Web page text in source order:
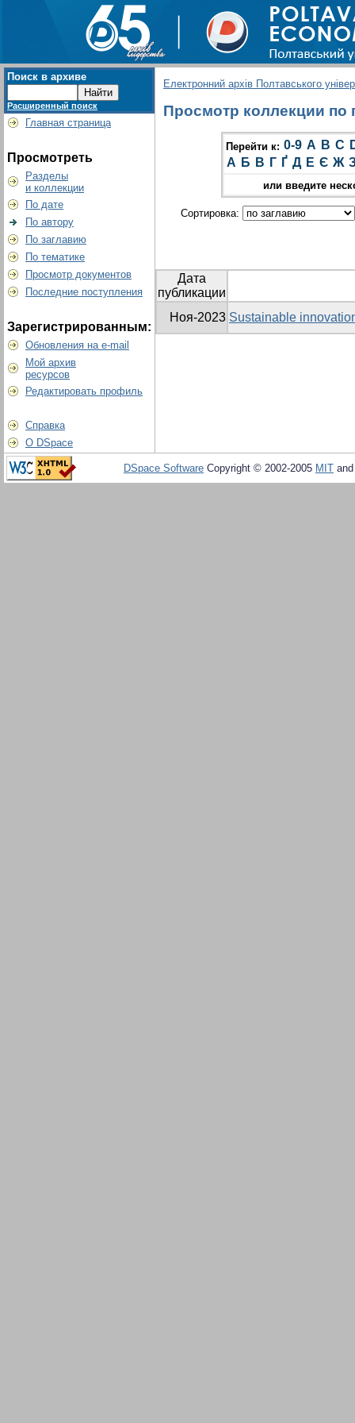
Поиск в архиве
Расширенный поиск
Главная страница
Просмотреть
Разделы
и коллекции
По дате
По автору
По заглавию
По тематике
Просмотр документов
Последние поступления
Зарегистрированным:
Обновления на e-mail
Мой архив
ресурсов
Редактировать профиль
Справка
О DSpace
Електронний архів Полтавського
Просмотр коллекции по
Перейти к: 0-9 A B C
А Б В Г Ґ Д Е Є Ж
или введите
Сортировка:
Дата
публикации
Ноя-2023 Sustainable
DSpace Software Copyright © 2002-2005 MIT